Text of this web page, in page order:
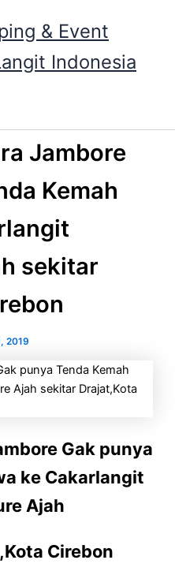
& Event
Indonesia
Jambore
Kemah
sekitar
2019
Gak punya
ke Cakarlangit
Ajah
Cirebon